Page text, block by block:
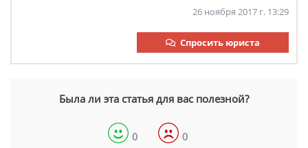
26 ноября 2017 г. 13:29
Спросить юриста
Была ли эта статья для вас полезной?
0 0